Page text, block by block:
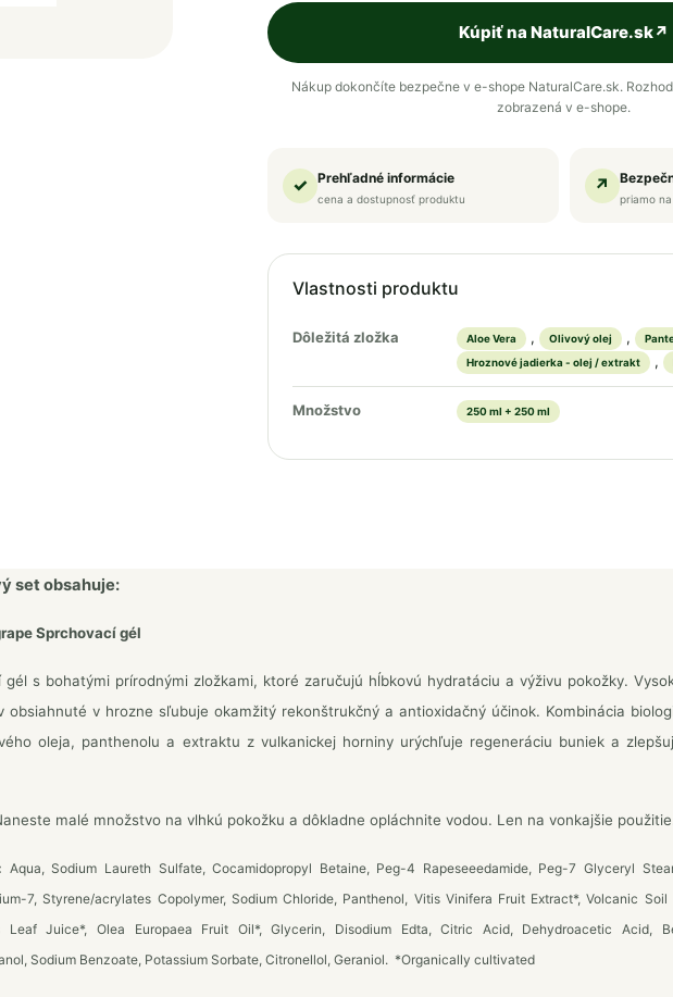
Kúpiť na NaturalCare.sk↗
Nákup dokončíte bezpečne v e-shope NaturalCare.sk.
zobrazená v e-shope.
✓ Prehľadné informácie
cena a dostupnosť produktu
↗
priamo
Vlastnosti produktu
Dôležitá zložka Aloe Vera , Olivový olej ,
Hroznové jadierka - olej / extrakt ,
Množstvo 250 ml + 250 ml
set obsahuje:
Sprchovací gél
gél s bohatými prírodnými zložkami, ktoré zaručujú hĺbkovú hydratáciu a výživu pokožky.
obsiahnuté v hrozne sľubuje okamžitý rekonštrukčný a antioxidačný účinok. Kombinácia
oleja, panthenolu a extraktu z vulkanickej horniny urýchľuje regeneráciu buniek a
malé množstvo na vlhkú pokožku a dôkladne opláchnite vodou. Len na vonkajšie
Aqua, Sodium Laureth Sulfate, Cocamidopropyl Betaine, Peg-4 Rapeseeedamide, Peg-7 Glyceryl
7, Styrene/acrylates Copolymer, Sodium Chloride, Panthenol, Vitis Vinifera Fruit Extract*, Volcanic Soil
Leaf Juice*, Olea Europaea Fruit Oil*, Glycerin, Disodium Edta, Citric Acid, Dehydroacetic Acid,
Sodium Benzoate, Potassium Sorbate, Citronellol, Geraniol. *Organically cultivated